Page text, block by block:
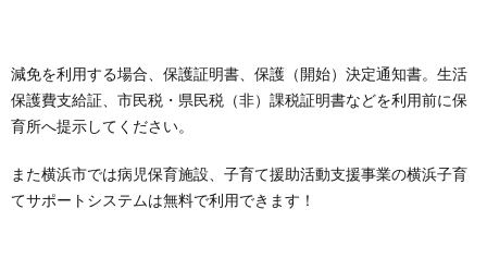
減免を利用する場合、保護証明書、保護（開始）決定通知書。生活
保護費支給証、市民税・県民税（非）課税証明書などを利用前に保
育所へ提示してください。
また横浜市では病児保育施設、子育て援助活動支援事業の横浜子育
てサポートシステムは無料で利用できます！